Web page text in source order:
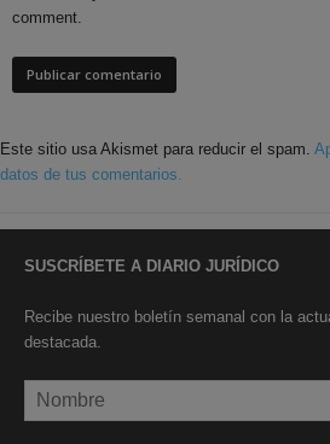
comment.
Este sitio usa Akismet para reducir el spam.
datos de tus comentarios.
SUSCRÍBETE A DIARIO JURÍDICO
Recibe nuestro boletín semanal con la
destacada.